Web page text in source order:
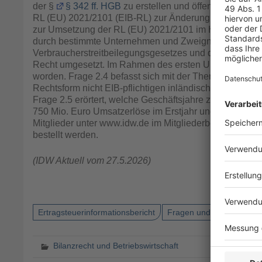
der §
§ 342 ff. HGB zu erstellen und öffentlich
RL (EU) 2021/2101 (EIB-RL) zur Änderung der RL
zur Umsetzung der RL (EU) 2021/2101 im Hinblick
durch bestimmte Unternehmen und
Verbraucherstreitbeilegungsgesetzes und des
Recht umgesetzt. Im Rahmen des ersten Update sind
worden. Frage 2.4 befasst sich mit der Thematik, ob
Rechtsform nicht EIB-pflichtigen inländischen
Frage 2.5 erörtert, welche Geschäftsjahre zur
750 Mio. Euro Umsatzerlöse im Erstjahr und in den
Mitglieder unter www.idw.de im Mitgliederbereich
bestellt werden.
(IDW Aktuell vom 27.5.2026)
Ertragsteuerinformationsbericht Fragen und Antworten
Bilanzrecht und Betriebswirtschaft